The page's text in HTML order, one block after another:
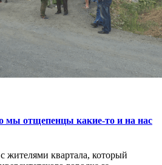
мы отщепенцы какие-то и на нас
жителями квартала, который